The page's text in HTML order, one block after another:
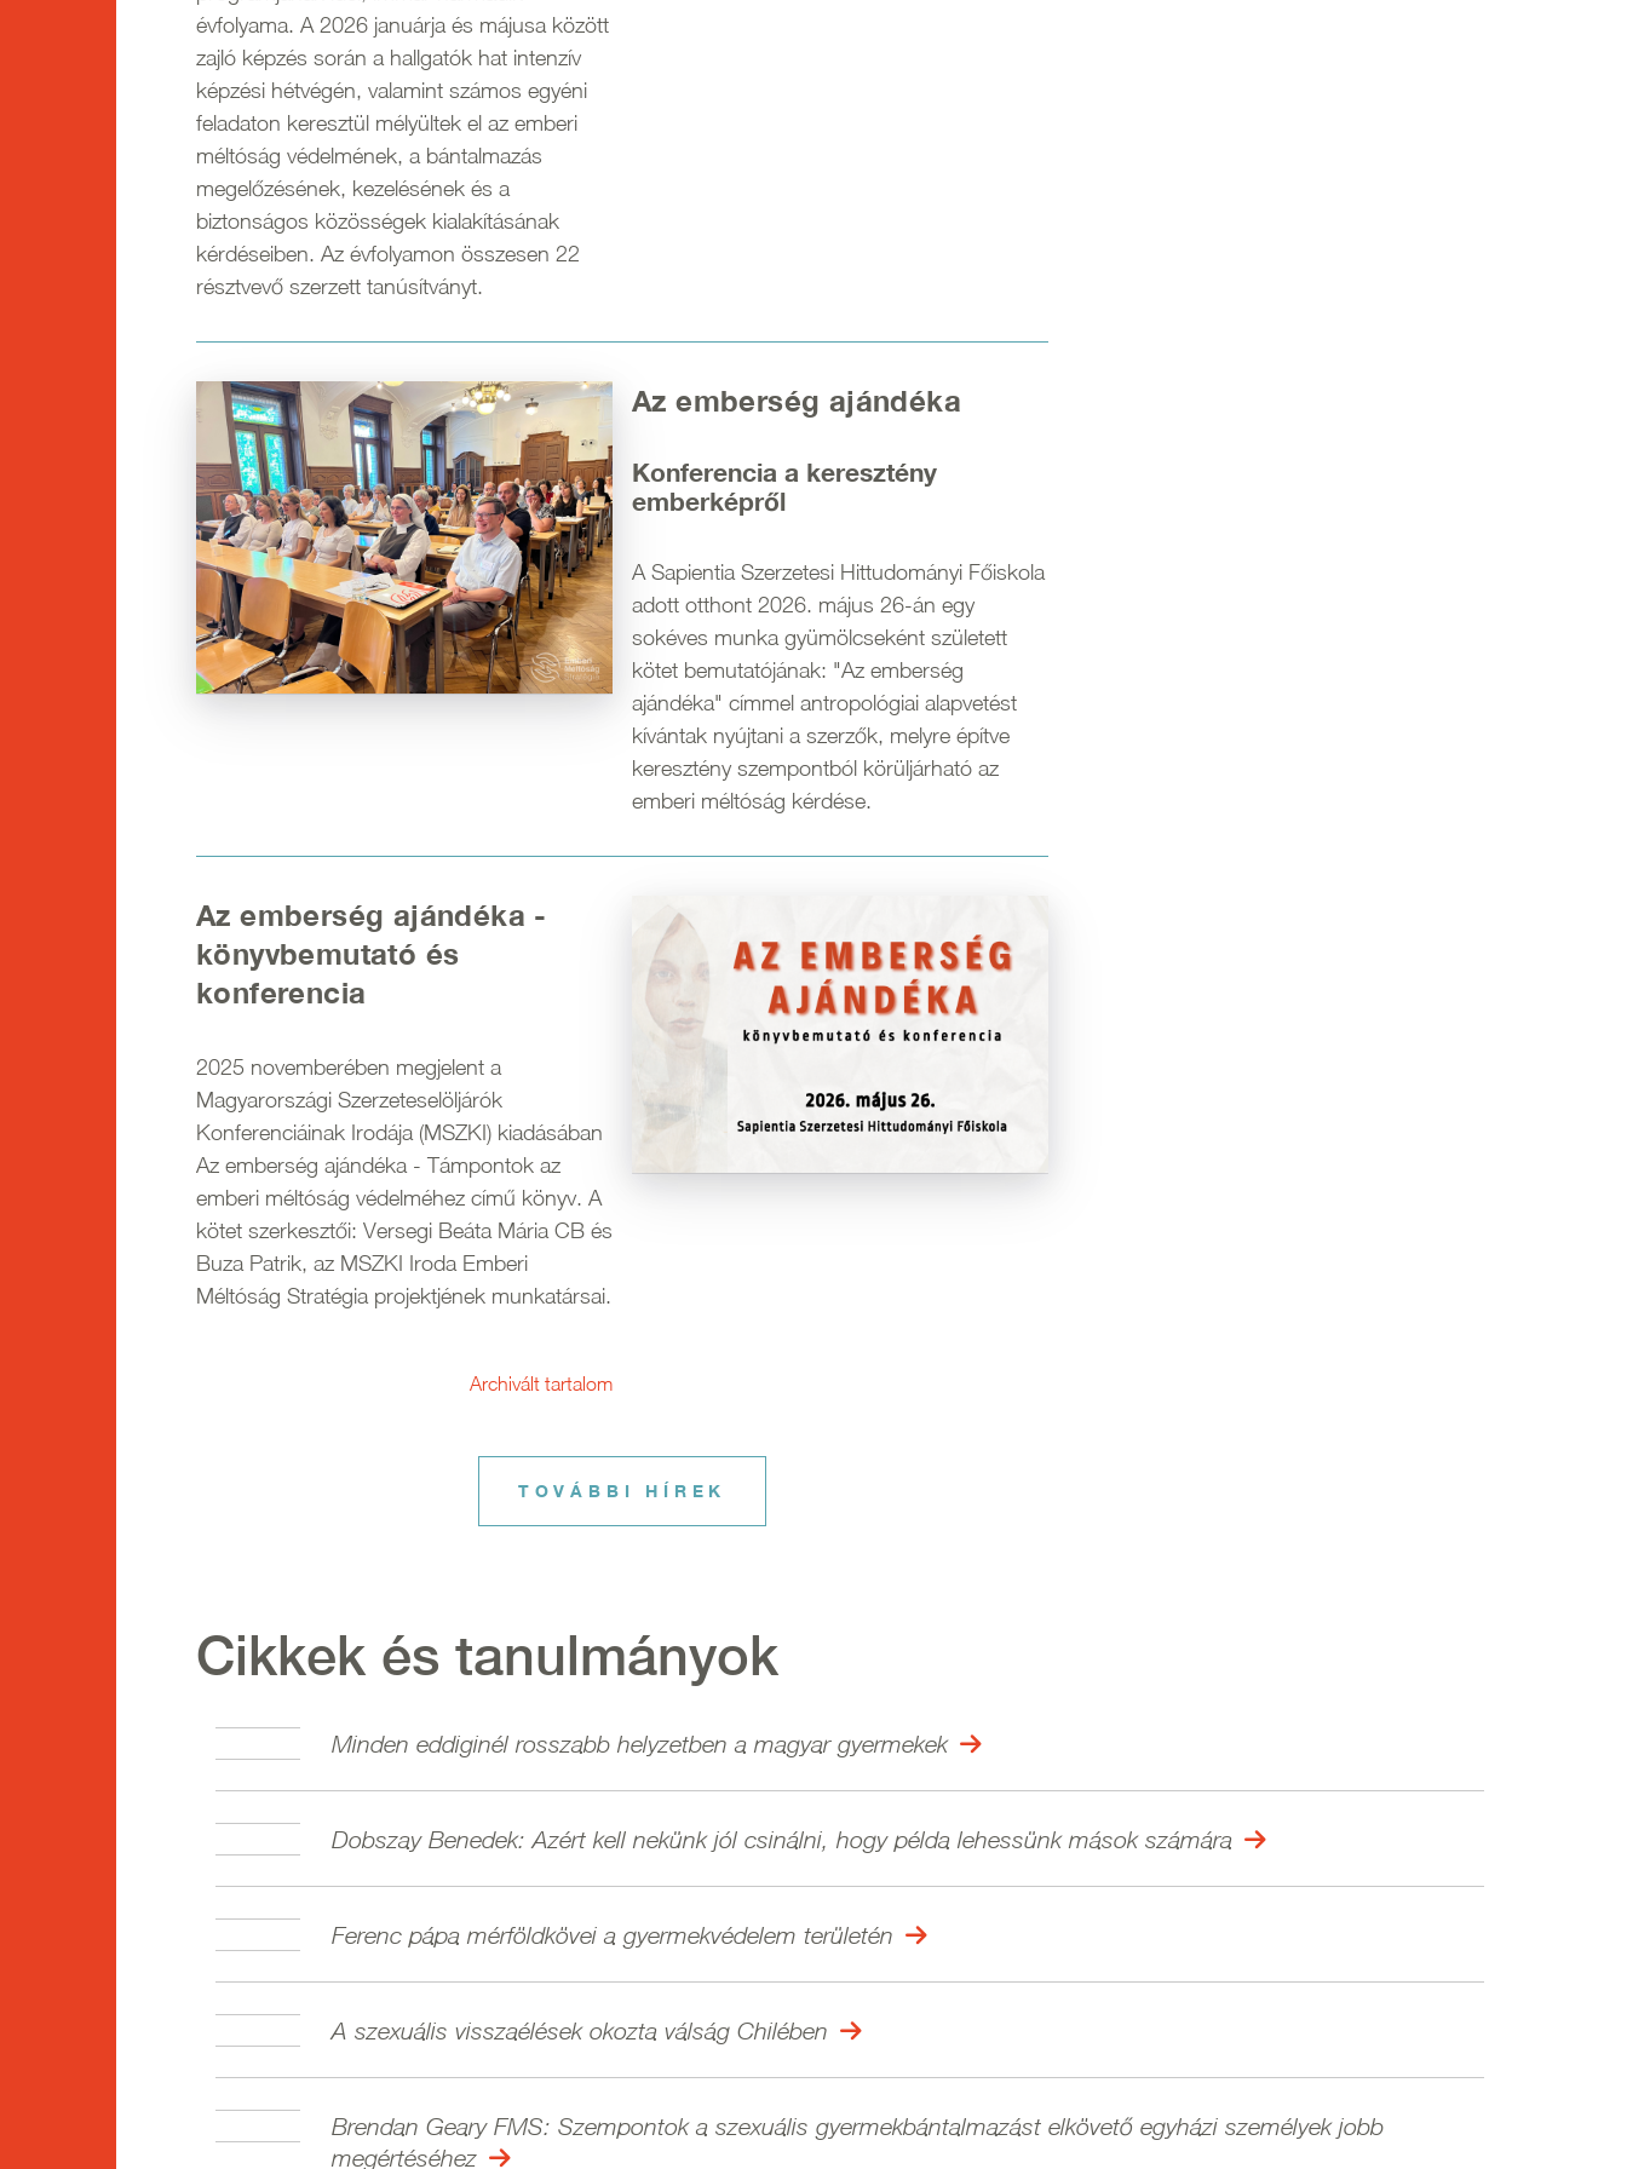
évfolyama. A 2026 januárja és májusa között
zajló képzés során a hallgatók hat intenzív
képzési hétvégén, valamint számos egyéni
feladaton keresztül mélyültek el az emberi
méltóság védelmének, a bántalmazás
megelőzésének, kezelésének és a
biztonságos közösségek kialakításának
kérdéseiben. Az évfolyamon összesen 22
résztvevő szerzett tanúsítványt.
Kép Az emberség ajándéka
Konferencia a keresztény
emberképről
A Sapientia Szerzetesi Hittudományi Főiskola
adott otthont 2026. május 26-án egy
sokéves munka gyümölcseként született
kötet bemutatójának: "Az emberség
ajándéka" címmel antropológiai alapvetést
kívántak nyújtani a szerzők, melyre építve
keresztény szempontból körüljárható az
emberi méltóság kérdése.
Az emberség ajándéka -
könyvbemutató és
konferencia
2025 novemberében megjelent a
Magyarországi Szerzeteselöljárók
Konferenciáinak Irodája (MSZKI) kiadásában
Az emberség ajándéka - Támpontok az
emberi méltóság védelméhez című könyv. A
kötet szerkesztői: Versegi Beáta Mária CB és
Buza Patrik, az MSZKI Iroda Emberi
Méltóság Stratégia projektjének munkatársai.
Archivált tartalom
TOVÁBBI HÍREK
Cikkek és tanulmányok
Minden eddiginél rosszabb helyzetben a magyar gyermekek
Dobszay Benedek: Azért kell nekünk jól csinálni, hogy példa lehessünk mások számára
Ferenc pápa mérföldkövei a gyermekvédelem területén
A szexuális visszaélések okozta válság Chilében
Brendan Geary FMS: Szempontok a szexuális gyermekbántalmazást elkövető egyházi személyek jobb
megértéséhez